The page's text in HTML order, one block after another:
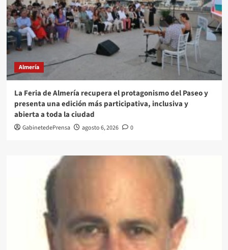
Almería
La Feria de Almería recupera el protagonismo del Paseo y
presenta una edición más participativa, inclusiva y
abierta a toda la ciudad
GabinetedePrensa agosto 6, 2026 0